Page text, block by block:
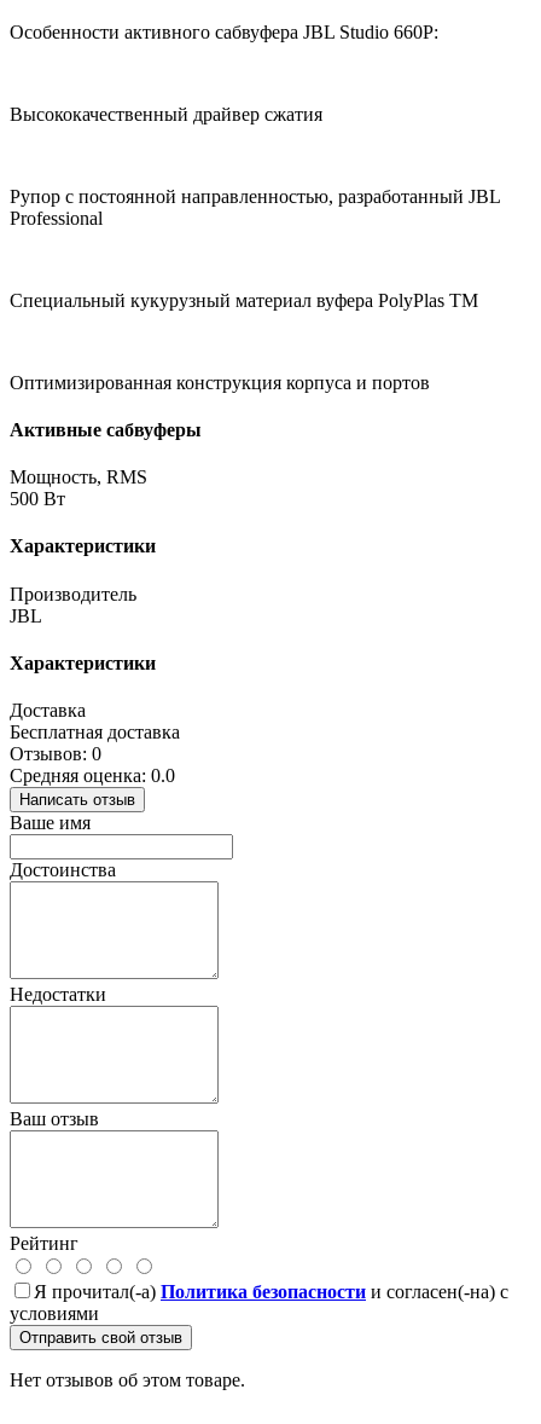
Особенности активного сабвуфера JBL Studio 660P:
Высококачественный драйвер сжатия
Рупор с постоянной направленностью, разработанный JBL
Professional
Специальный кукурузный материал вуфера PolyPlas TM
Оптимизированная конструкция корпуса и портов
Активные сабвуферы
Мощность, RMS
500 Вт
Характеристики
Производитель
JBL
Характеристики
Доставка
Бесплатная доставка
Отзывов: 0
Средняя оценка: 0.0
Написать отзыв
Ваше имя
Достоинства
Недостатки
Ваш отзыв
Рейтинг
Я прочитал(-а) Политика безопасности и согласен(-на) с
условиями
Отправить свой отзыв
Нет отзывов об этом товаре.